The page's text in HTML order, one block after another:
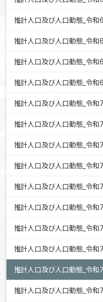
推計人口及び人口動態_令和
推計人口及び人口動態_令和
推計人口及び人口動態_令和
推計人口及び人口動態_令和
推計人口及び人口動態_令和
推計人口及び人口動態_令和
推計人口及び人口動態_令和
推計人口及び人口動態_令和
推計人口及び人口動態_令和
推計人口及び人口動態_令和
推計人口及び人口動態_令和
推計人口及び人口動態_令和
推計人口及び人口動態_令和
推計人口及び人口動態_令和